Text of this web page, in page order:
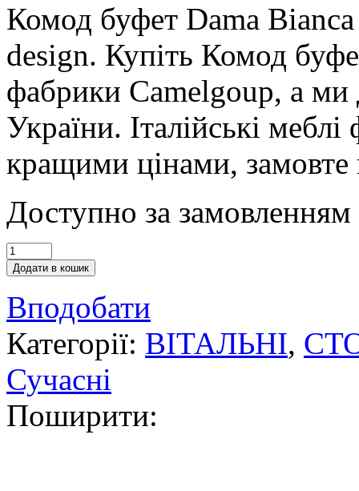
Комод буфет Dama
design. Купіть Комод
фабрики Camelgoup, а ми
України. Італійські
кращими цінами, замовте
Доступно за замовленням
Додати в кошик
Вподобати
Категорії: ВІТАЛЬНІ,
Сучасні
Поширити: